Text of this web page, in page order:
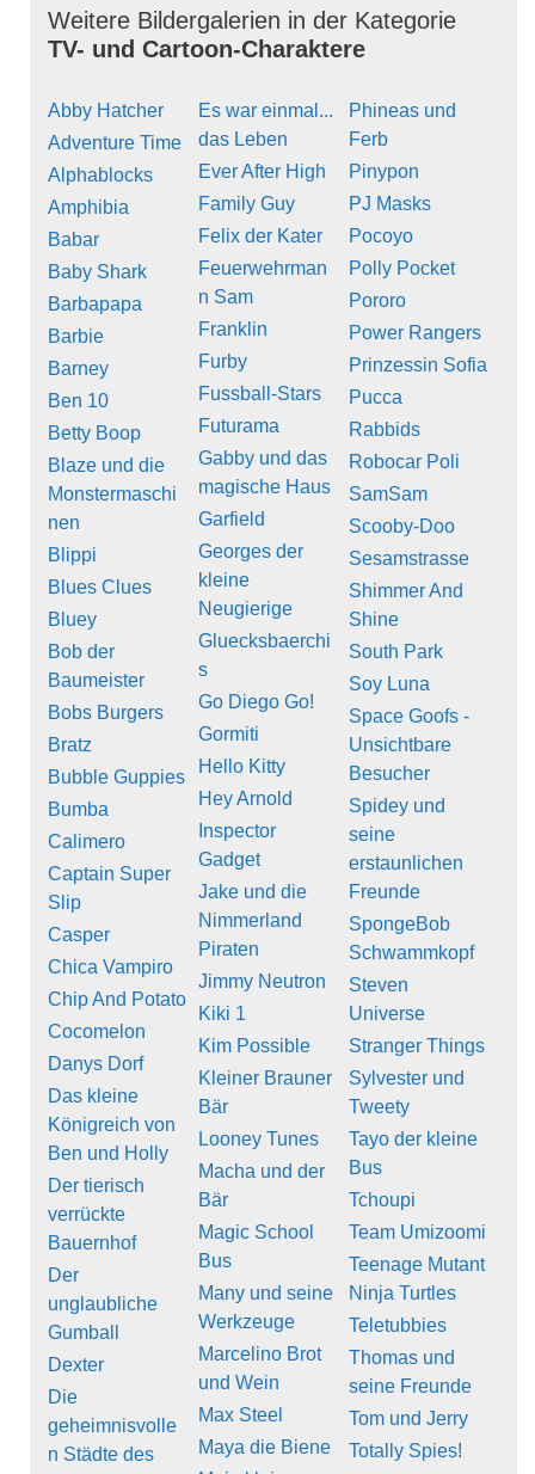
Weitere Bildergalerien in der Kategorie
TV- und Cartoon-Charaktere
Abby Hatcher
Adventure Time
Alphablocks
Amphibia
Babar
Baby Shark
Barbapapa
Barbie
Barney
Ben 10
Betty Boop
Blaze und die
Monstermaschi
nen
Blippi
Blues Clues
Bluey
Bob der
Baumeister
Bobs Burgers
Bratz
Bubble Guppies
Bumba
Calimero
Captain Super
Slip
Casper
Chica Vampiro
Chip And Potato
Cocomelon
Danys Dorf
Das kleine
Königreich von
Ben und Holly
Der tierisch
verrückte
Bauernhof
Der
unglaubliche
Gumball
Dexter
Die
geheimnisvolle
n Städte des
Es war einmal...
das Leben
Ever After High
Family Guy
Felix der Kater
Feuerwehrman
n Sam
Franklin
Furby
Fussball-Stars
Futurama
Gabby und das
magische Haus
Garfield
Georges der
kleine
Neugierige
Gluecksbaerchi
s
Go Diego Go!
Gormiti
Hello Kitty
Hey Arnold
Inspector
Gadget
Jake und die
Nimmerland
Piraten
Jimmy Neutron
Kiki 1
Kim Possible
Kleiner Brauner
Bär
Looney Tunes
Macha und der
Bär
Magic School
Bus
Many und seine
Werkzeuge
Marcelino Brot
und Wein
Max Steel
Maya die Biene
Phineas und
Ferb
Pinypon
PJ Masks
Pocoyo
Polly Pocket
Pororo
Power Rangers
Prinzessin Sofia
Pucca
Rabbids
Robocar Poli
SamSam
Scooby-Doo
Sesamstrasse
Shimmer And
Shine
South Park
Soy Luna
Space Goofs -
Unsichtbare
Besucher
Spidey und
seine
erstaunlichen
Freunde
SpongeBob
Schwammkopf
Steven
Universe
Stranger Things
Sylvester und
Tweety
Tayo der kleine
Bus
Tchoupi
Team Umizoomi
Teenage Mutant
Ninja Turtles
Teletubbies
Thomas und
seine Freunde
Tom und Jerry
Totally Spies!